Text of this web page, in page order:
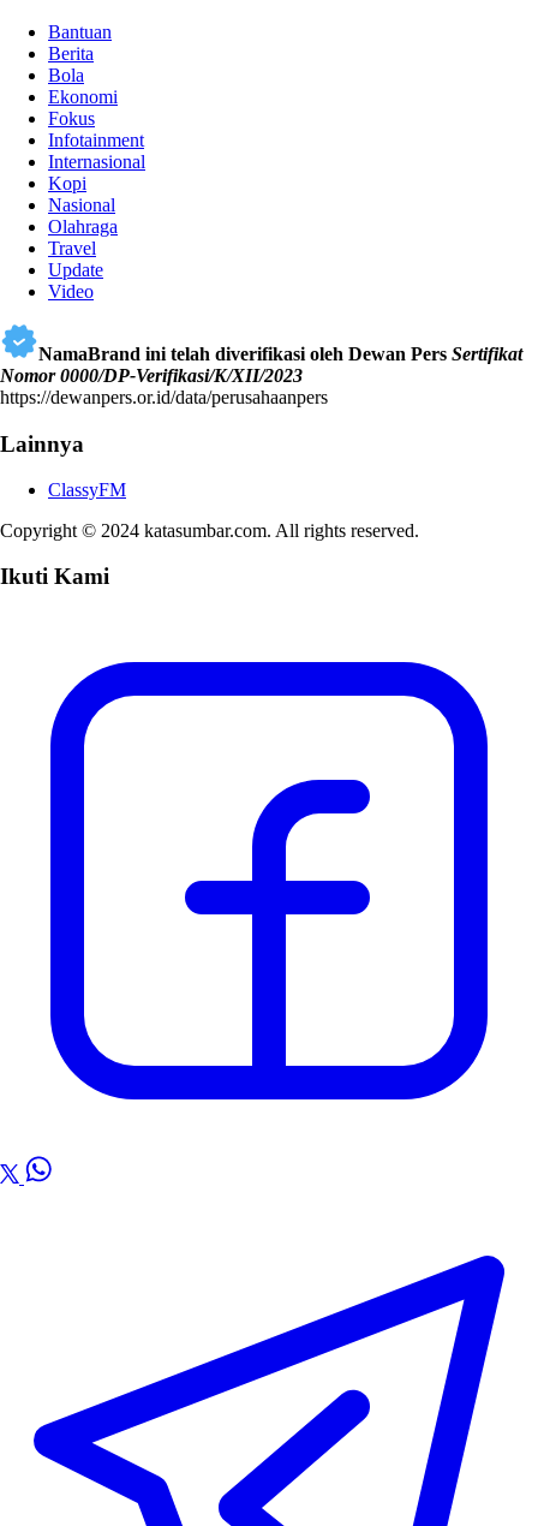
Bantuan
Berita
Bola
Ekonomi
Fokus
Infotainment
Internasional
Kopi
Nasional
Olahraga
Travel
Update
Video
NamaBrand ini telah diverifikasi oleh Dewan Pers Sertifikat
Nomor 0000/DP-Verifikasi/K/XII/2023
https://dewanpers.or.id/data/perusahaanpers
Lainnya
ClassyFM
Copyright © 2024 katasumbar.com. All rights reserved.
Ikuti Kami